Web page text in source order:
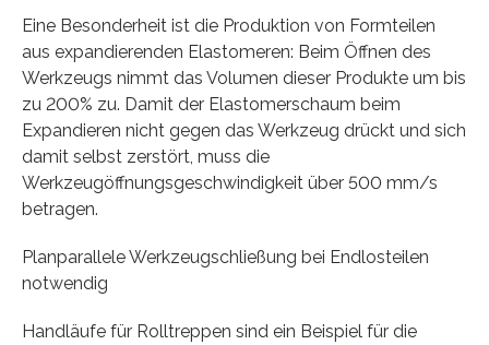
Eine Besonderheit ist die Produktion von Formteilen
aus expandierenden Elastomeren: Beim Öffnen des
Werkzeugs nimmt das Volumen dieser Produkte um bis
zu 200% zu. Damit der Elastomerschaum beim
Expandieren nicht gegen das Werkzeug drückt und sich
damit selbst zerstört, muss die
Werkzeugöffnungsgeschwindigkeit über 500 mm/s
betragen.
Planparallele Werkzeugschließung bei Endlosteilen
notwendig
Handläufe für Rolltreppen sind ein Beispiel für die